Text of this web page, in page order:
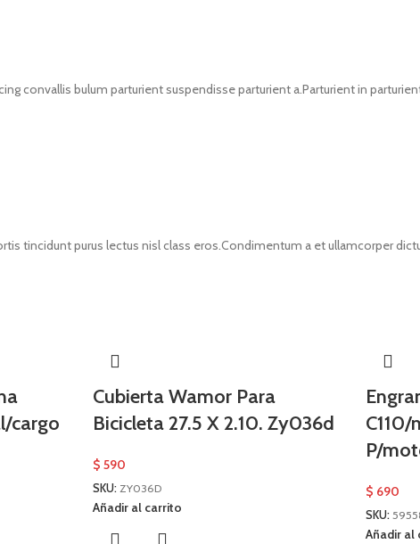
convallis bulum parturient suspendisse parturient a.Parturient in
tincidunt purus lectus nisl class eros.Condimentum a et ullamcorper
cargo
Cubierta Wamor Para
Bicicleta 27.5 X 2.10. Zy036d
$ 590
SKU: ZY036D
Añadir al carrito
P/
$ 690
SKU:
Añadir al